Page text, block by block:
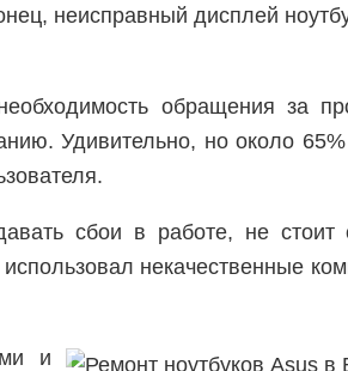
неисправный дисплей
обращения за
Удивительно, но около 65%
сбои в работе, не стоит
некачественные
и